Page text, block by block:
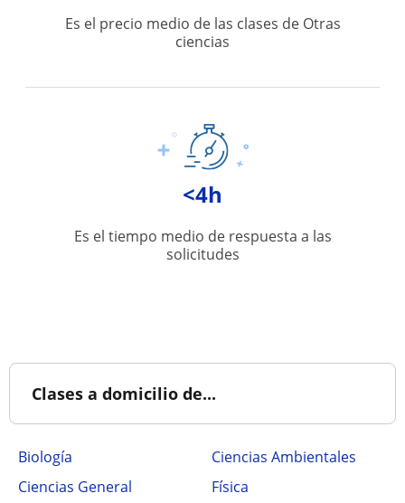
Es el precio medio de las clases de Otras
ciencias
<4h
Es el tiempo medio de respuesta a las
solicitudes
Clases a domicilio de...
Biología
Ciencias Ambientales
Ciencias General
Física